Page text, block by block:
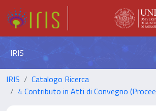
IRIS
IRIS
Catalogo Ricerca
4 Contributo in Atti di Convegno